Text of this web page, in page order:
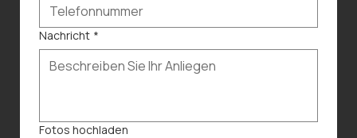
Nachricht *
Fotos hochladen